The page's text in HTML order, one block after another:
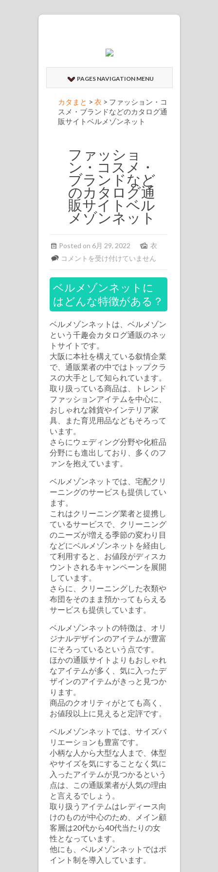
PAGES NAVIGATION MENU
カタまと > 衣 > ファッション・コ
スメ・ブランドなどのカタログ通
販サイトベルメゾンネット
ファッショ
ン・コスメ・
ブランドなど
のカタログ通
販サイトベル
メゾンネット
Posted on 6月 29, 2022
衣
フ
ッ
シ
ョ
ン・
コ
ス
メ・
ブ
ラ
ン
ド
な
ど
の
カ
ロ
グ
通
販
サ
イ
ト
ベ
ル
メ
ゾ
ン
ネ
ッ
ト
は
コメントを受け付けていません
ベルメゾンネットに
はどんな特徴がある？
ベルメゾンネットは、ベルメゾン
という千趣会カタログ通販のネッ
トサイトです。
大阪に本社を構えている叙情企業
で、通販業者の中ではトップクラ
スの大手として知られています。
取り扱っている商品は、トレンド
ファッションアイテムを中心に、
おしゃれな雑貨やインテリア家
具、また育児用品などもそろって
います。
さらにウェディング分野や化粧品
分野にも進出しており、多くのフ
ァンを抱えています。
ベルメゾンネットでは、宅配クリ
ーニングのサービスも提供してい
ます。
これはクリーニング業者と提携し
ているサービスで、クリーニング
のニーズが増える季節の変わり目
などにベルメゾンネットを経由し
て利用すると、お値段がディスカ
ウントされるキャンペーンを展開
しています。
さらに、クリーニングした衣類や
布団をそのまま預かってもらえる
サービスも提供しています。
ベルメゾンネットの特徴は、オリ
ジナルデザインのアイテムが豊富
にそろっているという点です。
ほかの通販サイトよりもおしゃれ
なアイテムが多く、気に入ったデ
ザインのアイテムがきっと見つか
ります。
商品のクオリティがとても高く、
お値段以上に見えると定評です。
ベルメゾンネットでは、サイズバ
リエーションも豊富です。
小柄な人から大型な人まで、体型
やサイズを気にすることなく気に
入ったアイテムが見つかるという
点は、この通販業者が人気の理由
と言えるでしょう。
取り扱うアイテムはレディース向
けのものが中心のため、メイン顧
客層は20代から40代当たりの女
性となっています。
他にも、ベルメゾンネットではポ
イント制を導入しています。